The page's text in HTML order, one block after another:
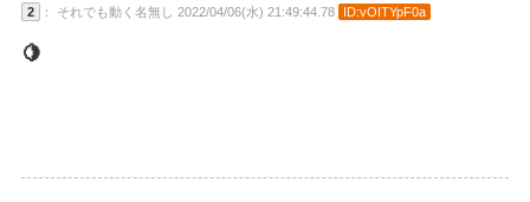
2 ： それでも動く名無し 2022/04/06(水) 21:49:44.78 ID:vOITYpF0a
🍋